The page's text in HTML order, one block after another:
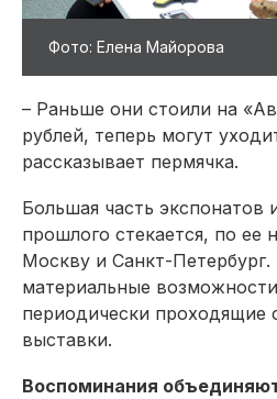
Фото: Елена Майорова
– Раньше они стоили на
рублей, теперь могут
рассказывает пермячка.
Большая часть экспонатов
прошлого стекается, по ее
Москву и Санкт-
материальные
периодически проходящие
выставки.
Воспоминания